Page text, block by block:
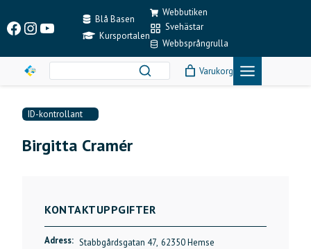
content
Facebook
Instagram
YouTubeBlå Basen
Kursportalen
Webbutiken
Svehästar
Webbsprångrulla
Varukorg
ID-kontrollant
Birgitta Cramér
KONTAKTUPPGIFTER
Adress: Stabbgårdsgatan 47, 62350 Hemse